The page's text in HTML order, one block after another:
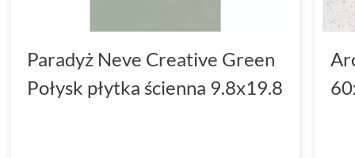
Paradyż Neve Creative Green
Połysk płytka ścienna 9.8x19.8